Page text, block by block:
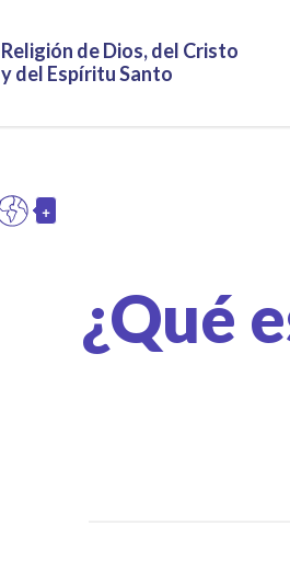
Religión de Dios, del Cristo
y del Espíritu Santo
+
¿Qué